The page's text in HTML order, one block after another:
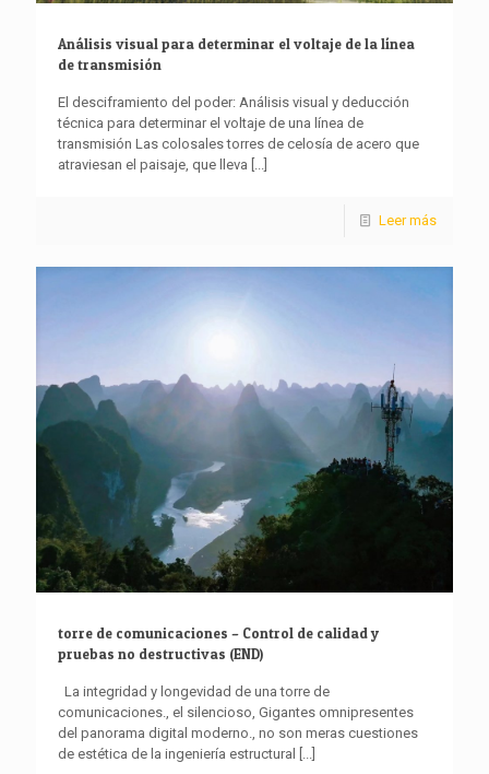
Análisis visual para determinar el voltaje de la línea
de transmisión
El desciframiento del poder: Análisis visual y deducción
técnica para determinar el voltaje de una línea de
transmisión Las colosales torres de celosía de acero que
atraviesan el paisaje, que lleva [...]
Leer más
torre de comunicaciones – Control de calidad y
pruebas no destructivas (END)
La integridad y longevidad de una torre de
comunicaciones., el silencioso, Gigantes omnipresentes
del panorama digital moderno., no son meras cuestiones
de estética de la ingeniería estructural